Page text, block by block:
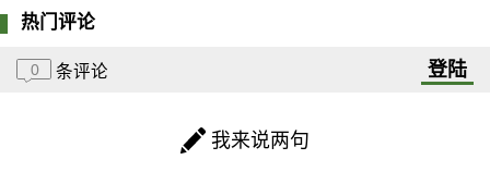
热门评论
0 条评论 登陆
我来说两句